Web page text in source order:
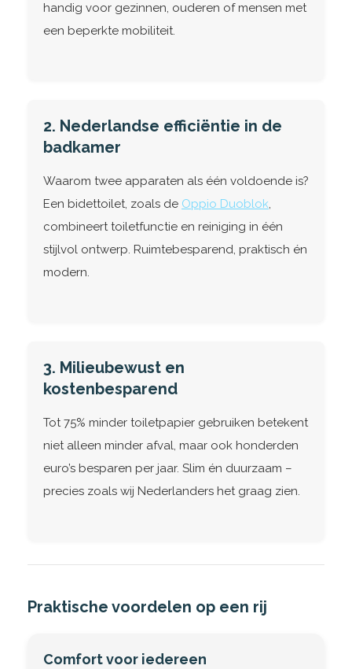
handig voor gezinnen, ouderen of mensen met
een beperkte mobiliteit.
2. Nederlandse efficiëntie in de
badkamer
Waarom twee apparaten als één voldoende is?
Een bidettoilet, zoals de Oppio Duoblok,
combineert toiletfunctie en reiniging in één
stijlvol ontwerp. Ruimtebesparend, praktisch én
modern.
3. Milieubewust en
kostenbesparend
Tot 75% minder toiletpapier gebruiken betekent
niet alleen minder afval, maar ook honderden
euro’s besparen per jaar. Slim én duurzaam –
precies zoals wij Nederlanders het graag zien.
Praktische voordelen op een rij
Comfort voor iedereen